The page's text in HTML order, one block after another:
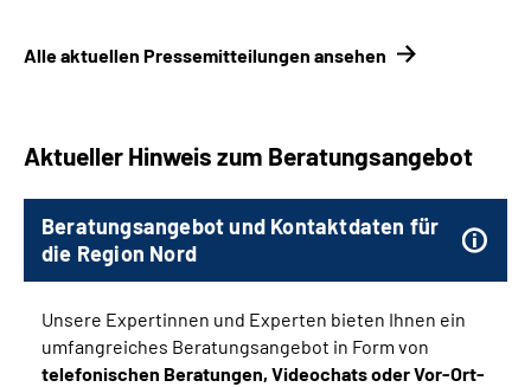
Alle aktuellen Pressemitteilungen ansehen
Aktueller Hinweis zum Beratungsangebot
Beratungsangebot und Kontaktdaten für
die Region Nord
Unsere Expertinnen und Experten bieten Ihnen ein
umfangreiches Beratungsangebot in Form von
telefonischen Beratungen, Videochats oder Vor-Ort-